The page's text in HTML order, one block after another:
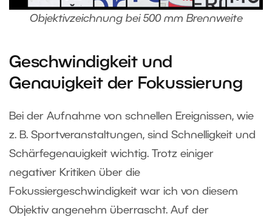
Objektivzeichnung bei 500 mm Brennweite
Geschwindigkeit und
Genauigkeit der Fokussierung
Bei der Aufnahme von schnellen Ereignissen, wie
z. B. Sportveranstaltungen, sind Schnelligkeit und
Schärfegenauigkeit wichtig. Trotz einiger
negativer Kritiken über die
Fokussiergeschwindigkeit war ich von diesem
Objektiv angenehm überrascht. Auf der